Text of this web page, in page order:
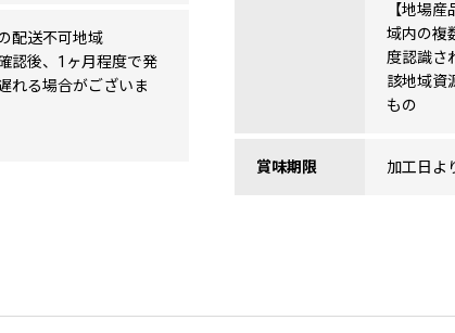
配送不可地域
認後、1ヶ月程度で発
れる場合がございま
【地場
域内の複
度認識さ
該地域資
もの
賞味期限 加工日よ